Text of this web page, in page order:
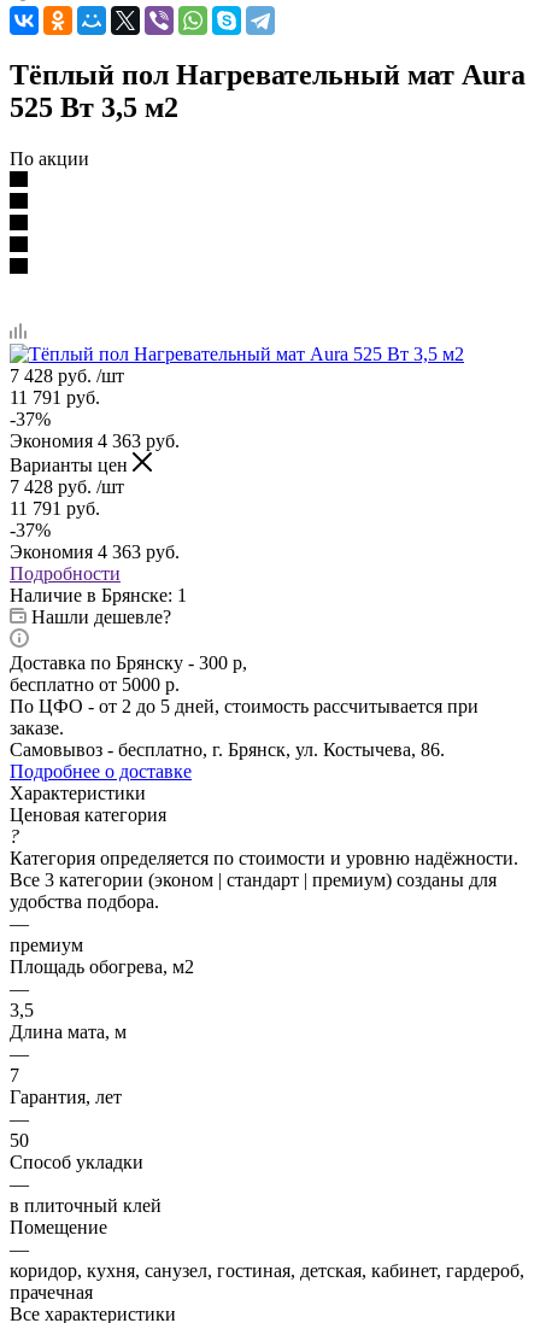
Тёплый пол Нагревательный мат Aura
525 Вт 3,5 м2
По акции
7 428 руб. /шт
11 791 руб.
-37%
Экономия 4 363 руб.
Варианты цен
7 428 руб. /шт
11 791 руб.
-37%
Экономия 4 363 руб.
Подробности
Наличие в Брянске: 1
Нашли дешевле?
Доставка по Брянску - 300 р,
бесплатно от 5000 р.
По ЦФО - от 2 до 5 дней, стоимость рассчитывается при
заказе.
Самовывоз - бесплатно, г. Брянск, ул. Костычева, 86.
Подробнее о доставке
Характеристики
Ценовая категория
?
Категория определяется по стоимости и уровню надёжности.
Все 3 категории (эконом | стандарт | премиум) созданы для
удобства подбора.
—
премиум
Площадь обогрева, м2
—
3,5
Длина мата, м
—
7
Гарантия, лет
—
50
Способ укладки
—
в плиточный клей
Помещение
—
коридор, кухня, санузел, гостиная, детская, кабинет, гардероб,
прачечная
Все характеристики